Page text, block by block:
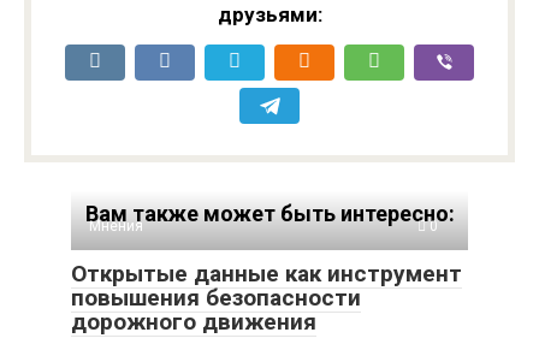
друзьями:
Вам также может быть интересно:
Мнения 0
Открытые данные как инструмент
повышения безопасности
дорожного движения